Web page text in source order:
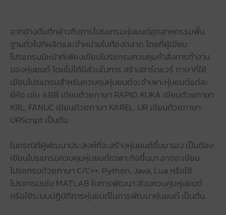
จากข้างต้นที่กล่าวถึงการโปรแกรมหุ่นยนต์อุตสาหกรรมพื้น
ฐานทั่วไปที่ผลิตและจำหน่ายในท้องตลาด โดยที่ผู้เขียน
โปรแกรมมีหน้าที่เพียงเขียนโปรแกรมควบคุมคำสั่งการทำงาน
ของหุ่นยนต์ โดยไม่ได้มีส่วนในการ สร้างฮาร์ดแวร์ ภาษาที่ใช้
เขียนโปรแกรมสำหรับควบคุมหุ่นยนต์จะจำเพาะหุ่นยนต์แต่ละ
ยี่ห้อ เช่น ABB เขียนด้วยภาษา RAPID, KUKA เขียนด้วยภาษา
KRL, FANUC เขียนด้วยภาษา KAREL, UR เขียนด้วยภาษา
URScript เป็นต้น
ในกรณีที่ผู้พัฒนาประสงค์ที่จะสร้างหุ่นยนต์ขึ้นมาเอง เป็นต้อง
เขียนโปรแกรมควบคุมหุ่นยนต์เฉพาะกิจขึ้นมา อาจจะเขียน
โปรแกรมด้วยภาษา C/C++, Python, Java, Lua หรือใช้
โปรแกรมเช่น MATLAB ในการพัฒนา ส่วนควบคุมหุ่นยนต์
หรือใช้ระบบปฏิบัติการหุ่นยนต์ในการพัฒนาหุ่นยนต์ เป็นต้น